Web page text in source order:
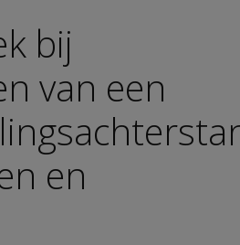
bij
van een
en